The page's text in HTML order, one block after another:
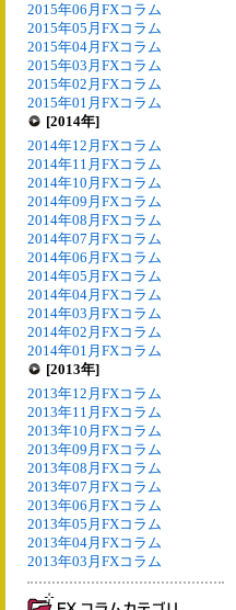
2015年06月FXコラム
2015年05月FXコラム
2015年04月FXコラム
2015年03月FXコラム
2015年02月FXコラム
2015年01月FXコラム
[2014年]
2014年12月FXコラム
2014年11月FXコラム
2014年10月FXコラム
2014年09月FXコラム
2014年08月FXコラム
2014年07月FXコラム
2014年06月FXコラム
2014年05月FXコラム
2014年04月FXコラム
2014年03月FXコラム
2014年02月FXコラム
2014年01月FXコラム
[2013年]
2013年12月FXコラム
2013年11月FXコラム
2013年10月FXコラム
2013年09月FXコラム
2013年08月FXコラム
2013年07月FXコラム
2013年06月FXコラム
2013年05月FXコラム
2013年04月FXコラム
2013年03月FXコラム